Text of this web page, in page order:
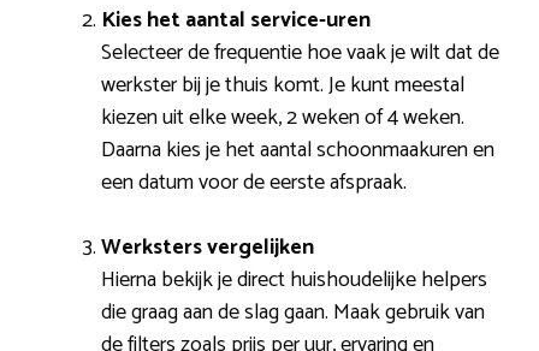
Kies het aantal service-uren
Selecteer de frequentie hoe vaak je wilt dat de
werkster bij je thuis komt. Je kunt meestal
kiezen uit elke week, 2 weken of 4 weken.
Daarna kies je het aantal schoonmaakuren en
een datum voor de eerste afspraak.
Werksters vergelijken
Hierna bekijk je direct huishoudelijke helpers
die graag aan de slag gaan. Maak gebruik van